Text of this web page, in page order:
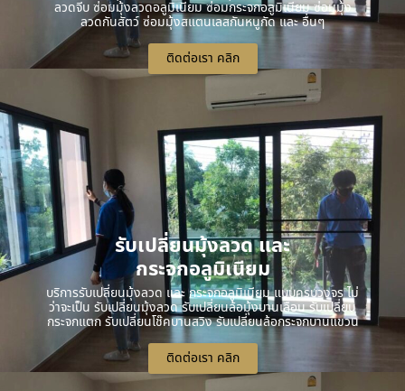
ลวดจีบ ซ่อมมุ้งลวดอลูมิเนียม ซ่อมกระจกอลูมิเนียม ซ่อมมุ้ง
ลวดกันสัตว์ ซ่อมมุ้งสแตนเลสกันหนูกัด และ อื่นๆ
ติดต่อเรา คลิก
รับเปลี่ยนมุ้งลวด และ
กระจกอลูมิเนียม
บริการรับเปลี่ยนมุ้งลวด และ กระจกอลูมิเนียม แบบครบวงจร ไม่
ว่าจะเป็น รับเปลี่ยนมุ้งลวด รับเปลี่ยนล้อมุ้งบานเลื่อน รับเปลี่ยน
กระจกแตก รับเปลี่ยนโช๊คบานสวิง รับเปลี่ยนล้อกระจกบานแขวน
ติดต่อเรา คลิก